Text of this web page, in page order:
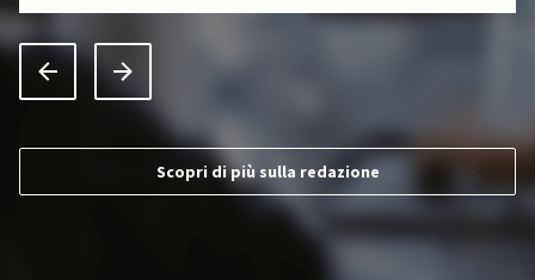
Scopri di più sulla redazione